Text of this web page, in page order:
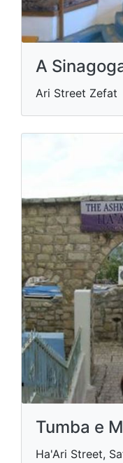
A
Ari Street Zefat
Tumba e
Ha'Ari Street,